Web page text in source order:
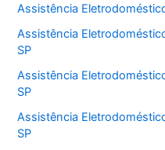
Assistência
Assistência
SP
Assistência
SP
Assistência
SP